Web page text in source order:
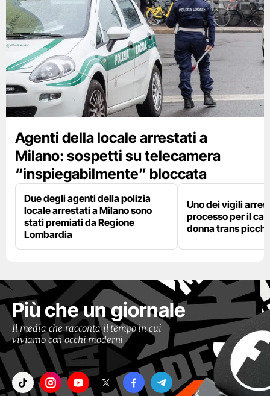
Agenti della locale arrestati a
Milano: sospetti su telecamera
“inspiegabilmente” bloccata
Due degli agenti della polizia
locale arrestati a Milano sono
stati premiati da Regione
Lombardia
Uno dei vigili
processo per il
donna trans
Più che un giornale
Il media che racconta il tempo in cui
viviamo con occhi moderni